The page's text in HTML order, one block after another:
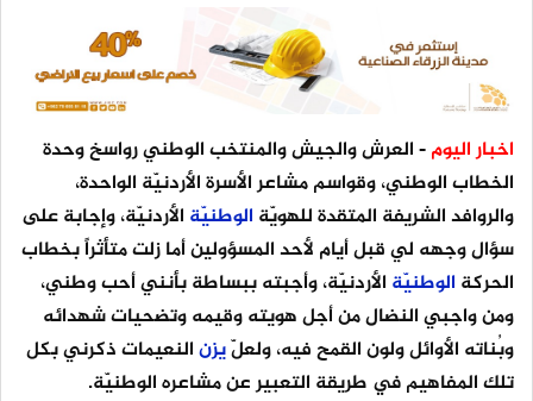
اخبار اليوم- العرش والجيش والمنتخب الوطني رواسخ وحدة
الخطاب الوطني، وقواسم مشاعر الأسرة الأردنيّة الواحدة،
والروافد الشريفة المتقدة للهويّة الوطنيّة الأردنيّة، وإجابة على
سؤال وجهه لي قبل أيام لأحد المسؤولين أما زلت متأثراً بخطاب
الحركة الوطنيّة الأردنيّة، وأجبته ببساطة بأنني أحب وطني،
ومن واجبي النضال من أجل هويته وقيمه وتضحيات شهدائه
وبُناته الأوائل ولون القمح فيه، ولعلّيزنالنعيمات ذكرني بكل
تلك المفاهيم في طريقة التعبير عن مشاعره الوطنيّة.